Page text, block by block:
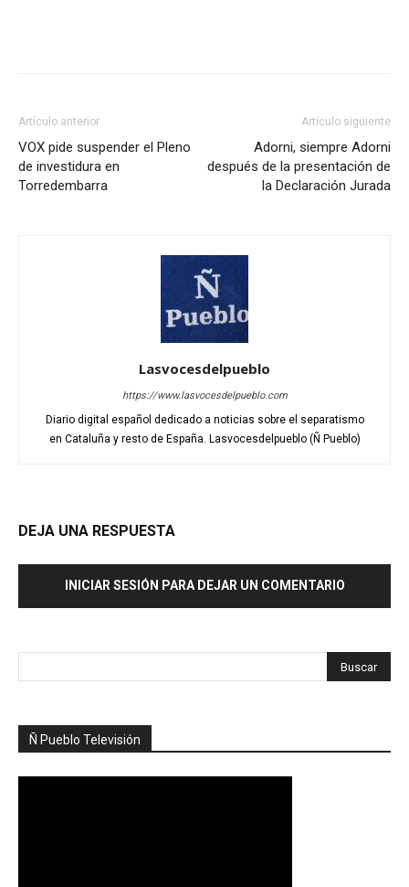
Artículo anterior
VOX pide suspender el Pleno
de investidura en
Torredembarra
Artículo siguiente
Adorni, siempre Adorni
después de la presentación de
la Declaración Jurada
Lasvocesdelpueblo
https://www.lasvocesdelpueblo.com
Diario digital español dedicado a noticias sobre el separatismo
en Cataluña y resto de España. Lasvocesdelpueblo (Ñ Pueblo)
DEJA UNA RESPUESTA
INICIAR SESIÓN PARA DEJAR UN COMENTARIO
Ñ Pueblo Televisión